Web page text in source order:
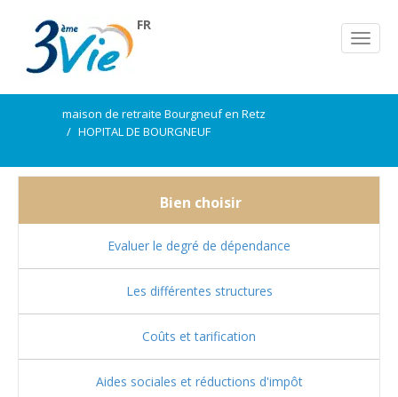
FR
maison de retraite Bourgneuf en Retz
HOPITAL DE BOURGNEUF
Bien choisir
Evaluer le degré de dépendance
Les différentes structures
Coûts et tarification
Aides sociales et réductions d'impôt